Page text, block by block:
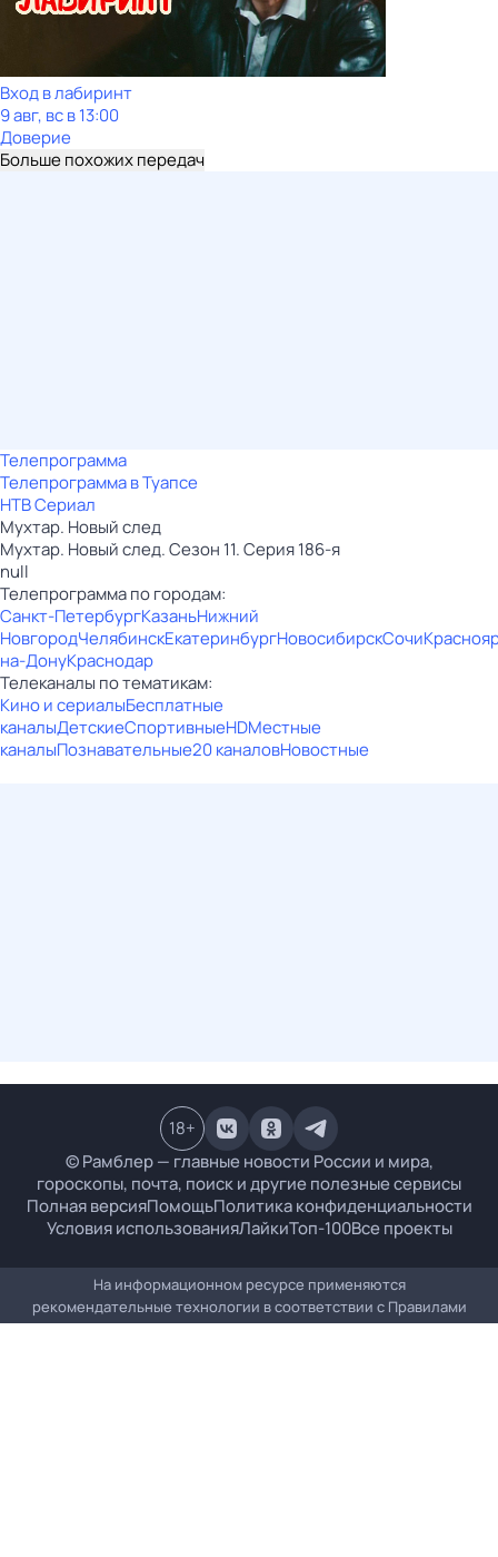
Вход в лабиринт
9 авг, вс в 13:00
Доверие
Больше похожих передач
Телепрограмма
Телепрограмма в Туапсе
НТВ Сериал
Мухтар. Новый след
Мухтар. Новый след. Сезон 11. Серия 186-я
null
Телепрограмма по городам:
Санкт-ПетербургКазаньНижний
НовгородЧелябинскЕкатеринбургНовосибирскСочи
на-ДонуКраснодар
Телеканалы по тематикам:
Кино и сериалыБесплатные
каналыДетскиеСпортивныеHDМестные
каналыПознавательные20 каналовНовостные
© Рамблер — главные новости России и мира,
гороскопы, почта, поиск и другие полезные сервисы
Полная версияПомощьПолитика конфиденциальности
Условия использованияЛайкиТоп-100Все проекты
18+
На информационном ресурсе применяются
рекомендательные технологии в соответствии с Правилами